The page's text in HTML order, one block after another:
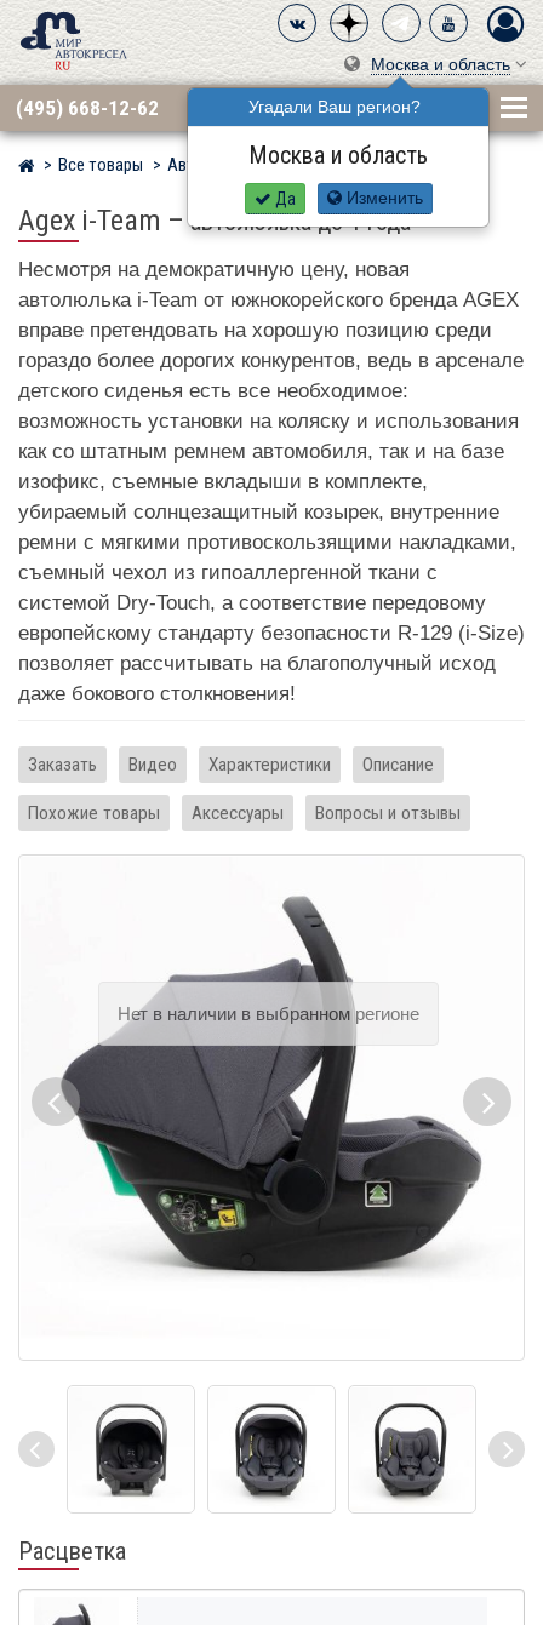
Москва и область
Угадали Ваш регион?
Москва и область
Да Изменить
(495) 668-12-62
Мир детских автокресел
Все товары Автокресла по бренду AGEX
Agex i-Team –автолюлька до 1 года
Несмотря на демократичную цену, новая
автолюлька i-Team от южнокорейского бренда AGEX
вправе претендовать на хорошую позицию среди
гораздо более дорогих конкурентов, ведь в арсенале
детского сиденья есть все необходимое:
возможность установки на коляску и использования
как со штатным ремнем автомобиля, так и на базе
изофикс, съемные вкладыши в комплекте,
убираемый солнцезащитный козырек, внутренние
ремни с мягкими противоскользящими накладками,
съемный чехол из гипоаллергенной ткани с
системой Dry-Touch, а соответствие передовому
европейскому стандарту безопасности R-129 (i-Size)
позволяет рассчитывать на благополучный исход
даже бокового столкновения!
Заказать Видео Характеристики Описание
Похожие товары Аксессуары Вопросы и отзывы
Расцветка